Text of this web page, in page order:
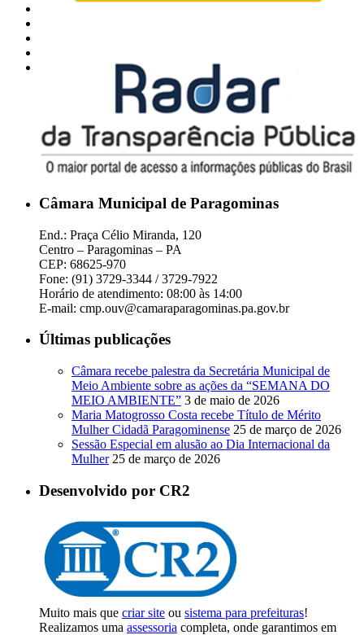
Câmara Municipal de Paragominas
End.: Praça Célio Miranda, 120
Centro – Paragominas – PA
CEP: 68625-970
Fone: (91) 3729-3344 / 3729-7922
Horário de atendimento: 08:00 às 14:00
E-mail: cmp.ouv@camaraparagominas.pa.gov.br
Últimas publicações
Câmara recebe palestra da Secretária Municipal de
Meio Ambiente sobre as ações da “SEMANA DO
MEIO AMBIENTE” 3 de maio de 2026
Maria Matogrosso Costa recebe Título de Mérito
Mulher Cidadã Paragominense 25 de março de 2026
Sessão Especial em alusão ao Dia Internacional da
Mulher 25 de março de 2026
Desenvolvido por CR2
Muito mais que criar site ou sistema para prefeituras!
Realizamos uma assessoria completa, onde garantimos em